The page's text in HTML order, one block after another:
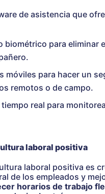
de asistencia que
biométrico para eliminar
móviles para hacer un
remotos o de campo.
real para
laboral positiva
laboral positiva es
de los empleados y
horarios de trabajo